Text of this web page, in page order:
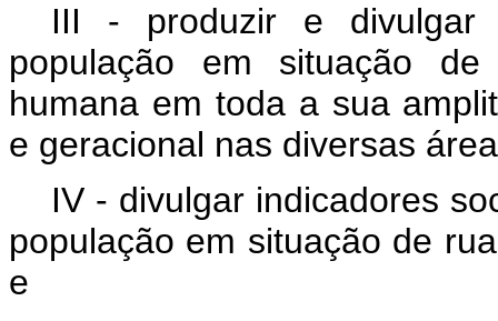
III - produzir e divulgar
população em situação
humana em toda a sua
e geracional nas diversas
IV - divulgar indicadores
população em situação de
e